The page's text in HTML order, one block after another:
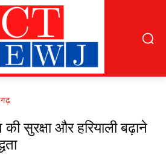
की सुरक्षा और हरियाली बढ़ाने